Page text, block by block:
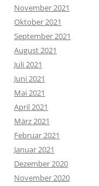
November 2021
Oktober 2021
September 2021
August 2021
Juli 2021
Juni 2021
Mai 2021
April 2021
März 2021
Februar 2021
Januar 2021
Dezember 2020
November 2020